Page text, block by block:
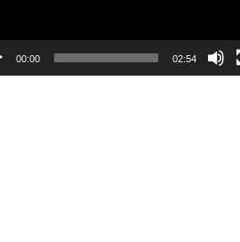
00:00 02:54